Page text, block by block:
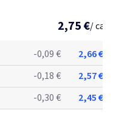
2,75 €/ cad
-0,09 €
2,66 €
-0,18 €
2,57 €
-0,30 € 2,45 €